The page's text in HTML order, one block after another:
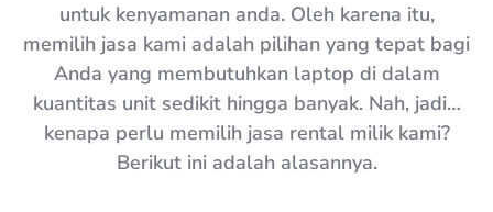
untuk kenyamanan anda. Oleh karena itu,
memilih jasa kami adalah pilihan yang tepat bagi
Anda yang membutuhkan laptop di dalam
kuantitas unit sedikit hingga banyak. Nah, jadi…
kenapa perlu memilih jasa rental milik kami?
Berikut ini adalah alasannya.